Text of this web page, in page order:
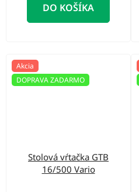
DO KOŠÍKA
Akcia
DOPRAVA ZADARMO
Stolová vŕtačka GTB
16/500 Vario